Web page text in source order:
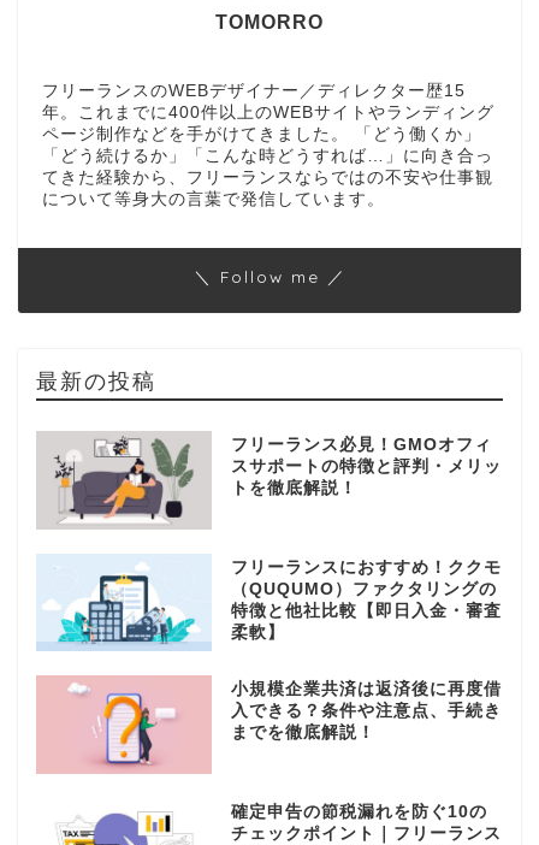
TOMORRO
フリーランスのWEBデザイナー／ディレクター歴15
年。これまでに400件以上のWEBサイトやランディング
ページ制作などを手がけてきました。 「どう働くか」
「どう続けるか」「こんな時どうすれば…」に向き合っ
てきた経験から、フリーランスならではの不安や仕事観
について等身大の言葉で発信しています。
＼ Follow me ／
最新の投稿
フリーランス必見！GMOオフィ
スサポートの特徴と評判・メリッ
トを徹底解説！
フリーランスにおすすめ！ククモ
（QUQUMO）ファクタリングの
特徴と他社比較【即日入金・審査
柔軟】
小規模企業共済は返済後に再度借
入できる？条件や注意点、手続き
までを徹底解説！
確定申告の節税漏れを防ぐ10の
チェックポイント｜フリーランス